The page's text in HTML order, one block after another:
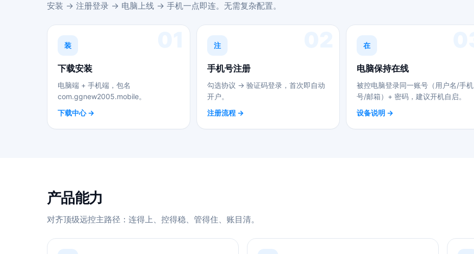
安装 → 注册登录 → 电脑上线 → 手机一点即连。无需复杂配置。
装
下载安装
电脑端 + 手机端，包名
com.ggnew2005.mobile。
下载中心 →
注
手机号注册
勾选协议 → 验证码登录，首次即自动
开户。
注册流程 →
在
电脑保持在线
被控电脑登录同一账号（用户名/手机
号/邮箱）+ 密码，建议开机自启。
设备说明 →
产品能力
对齐顶级远控主路径：连得上、控得稳、管得住、账目清。